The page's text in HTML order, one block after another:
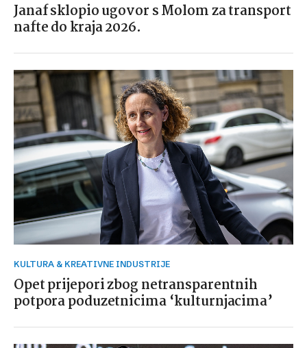
Janaf sklopio ugovor s Molom za transport
nafte do kraja 2026.
KULTURA & KREATIVNE INDUSTRIJE
Opet prijepori zbog netransparentnih
potpora poduzetnicima ‘kulturnjacima’